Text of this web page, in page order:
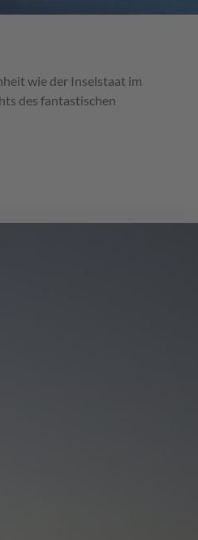
wie der Inselstaat im
des fantastischen